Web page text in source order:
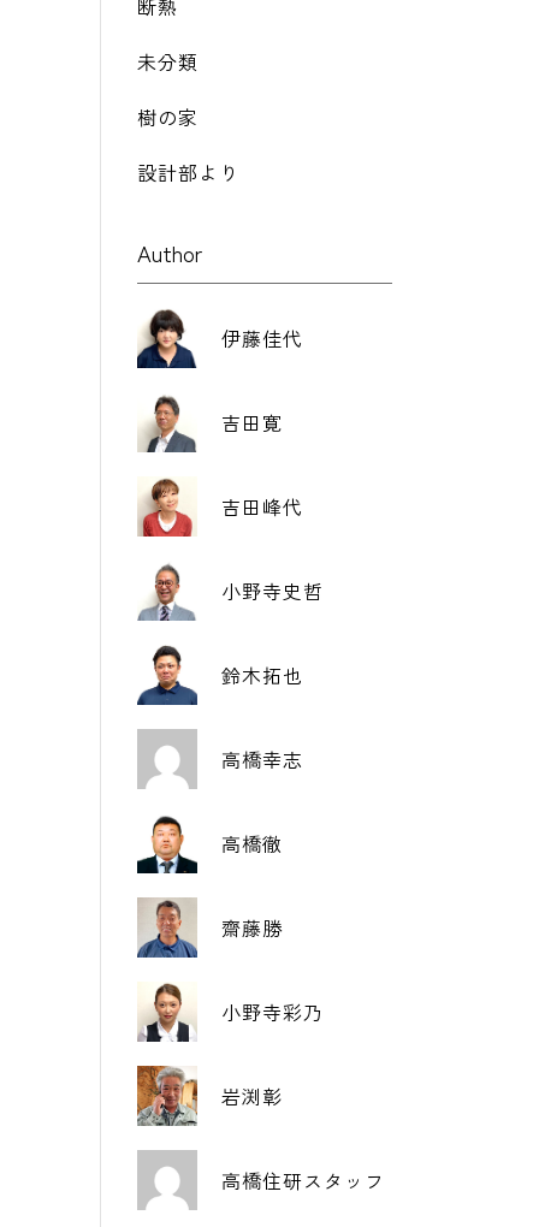
断熱
未分類
樹の家
設計部より
Author
伊藤佳代
吉田寛
吉田峰代
小野寺史哲
鈴木拓也
高橋幸志
高橋徹
齋藤勝
小野寺彩乃
岩渕彰
高橋住研スタッフ